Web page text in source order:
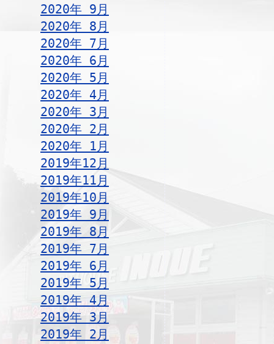
2020年 9月
2020年 8月
2020年 7月
2020年 6月
2020年 5月
2020年 4月
2020年 3月
2020年 2月
2020年 1月
2019年12月
2019年11月
2019年10月
2019年 9月
2019年 8月
2019年 7月
2019年 6月
2019年 5月
2019年 4月
2019年 3月
2019年 2月